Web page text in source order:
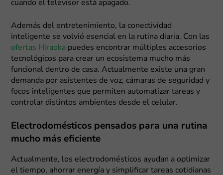
cuando el televisor está apagado.
Además del entretenimiento, la conectividad
inteligente se volvió esencial en la rutina diaria. Con las
ofertas Hiraoka puedes encontrar múltiples accesorios
tecnológicos para crear un ecosistema mucho más
funcional dentro de casa. Actualmente existe una gran
demanda por asistentes de voz, cámaras de seguridad y
focos inteligentes que permiten automatizar tareas y
controlar distintos ambientes desde el celular.
Electrodomésticos pensados para una rutina
mucho más eficiente
Actualmente, los electrodomésticos ayudan a optimizar
el tiempo, ahorrar energía y simplificar tareas cotidianas